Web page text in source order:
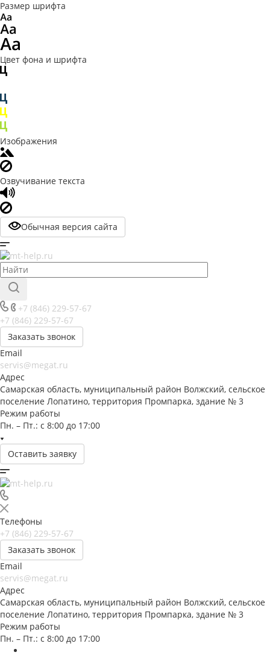
Размер шрифта
Цвет фона и шрифта
Изображения
Озвучивание текста
Обычная версия сайта
+7 (846) 229-57-67
+7 (846) 229-57-67
Заказать звонок
Email
servis@megat.ru
Адрес
Самарская область, муниципальный район Волжский, сельское
поселение Лопатино, территория Промпарка, здание № 3
Режим работы
Пн. – Пт.: с 8:00 до 17:00
Оставить заявку
Телефоны
+7 (846) 229-57-67
Заказать звонок
Email
servis@megat.ru
Адрес
Самарская область, муниципальный район Волжский, сельское
поселение Лопатино, территория Промпарка, здание № 3
Режим работы
Пн. – Пт.: с 8:00 до 17:00